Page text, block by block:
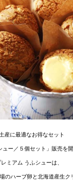
産に最適なお得なセット
ュー／５個セット」販売を
レミアム うふシューは、
のハーブ卵と北海道産生ク